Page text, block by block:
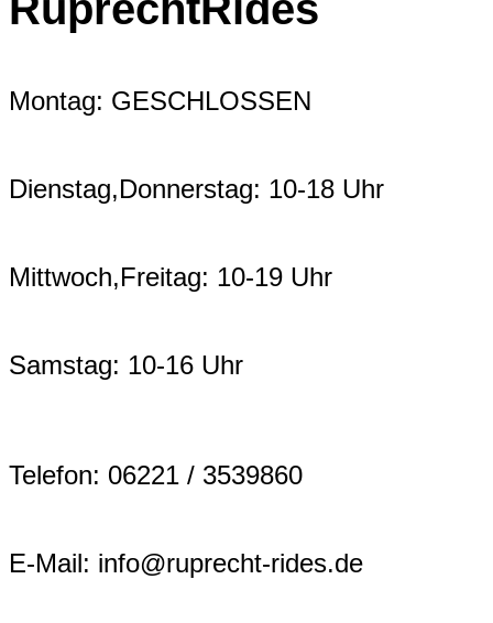
Montag: GESCHLOSSEN
Dienstag,Donnerstag: 10-18 Uhr
Mittwoch,Freitag: 10-19 Uhr
Samstag: 10-16 Uhr
Telefon: 06221 / 3539860
E-Mail: info@ruprecht-rides.de